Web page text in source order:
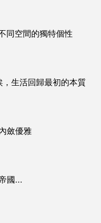
同空間的獨特個性
，生活回歸最初的本質
斂優雅
國...